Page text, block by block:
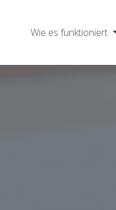
Wie es funktioniert